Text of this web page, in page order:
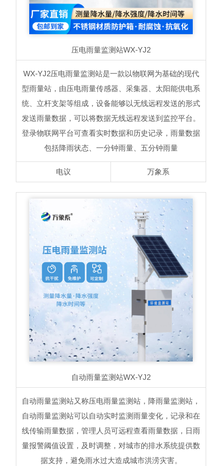
压电雨量监测站WX-YJ2
WX-YJ2压电雨量监测站是一款以物联网为基础的现代
型雨量站，由压电雨量传感器、采集器、太阳能供电系
统、立杆支架等组成，设备能够以无线远程发送的形式
发送雨量数据，可以将数据无线远程发送到监控平台。
登录物联网平台可查看实时数据和历史记录，雨量数据
包括降雨状态、一分钟雨量、五分钟雨量
电议 万象系
自动雨量监测站WX-YJ2
自动雨量监测站又称压电雨量监测站，降雨量监测站，
自动雨量监测站可以自动实时监测雨量变化，记录和在
线传输雨量数据，管理人员可远程查看雨量数据，日雨
量报警阈值设置，及时调整，对城市的排水系统提供数
据支持，避免雨水过大造成城市洪涝灾害。